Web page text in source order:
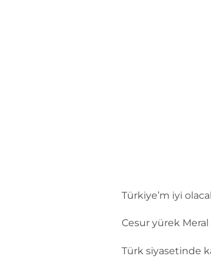
Türkiye’m iyi
Cesur yürek
Türk siyasetinde